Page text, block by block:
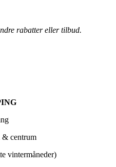
rabatter eller tilbud.
& centrum
vintermåneder)